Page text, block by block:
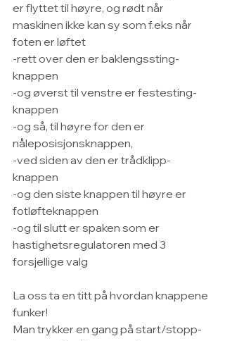
er flyttet til høyre, og rødt når
maskinen ikke kan sy som f.eks når
foten er løftet
-rett over den er baklengssting-
knappen
-og øverst til venstre er festesting-
knappen
-og så, til høyre for den er
nåleposisjonsknappen,
-ved siden av den er trådklipp-
knappen
-og den siste knappen til høyre er
fotløfteknappen
-og til slutt er spaken som er
hastighetsregulatoren med 3
forsjellige valg
La oss ta en titt på hvordan knappene
funker!
Man trykker en gang på start/stopp-